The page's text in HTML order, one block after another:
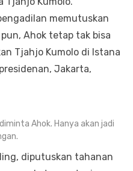
memutuskan
Ahok tetap tak bisa
Tjahjo Kumolo di Istana
Jakarta,
Ahok. Hanya akan jadi
diputuskan tahanan